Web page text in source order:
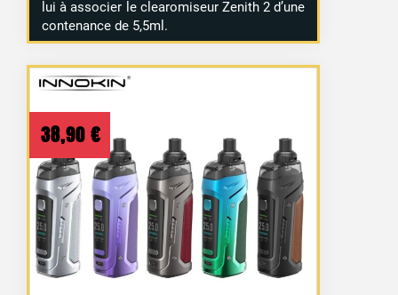
lui à associer le clearomiseur Zenith 2 d’une
contenance de 5,5ml.
38,90 €